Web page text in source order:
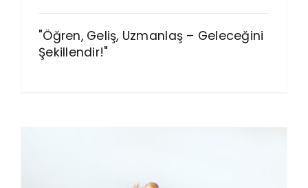
"Öğren, Geliş, Uzmanlaş – Geleceğini
Şekillendir!"